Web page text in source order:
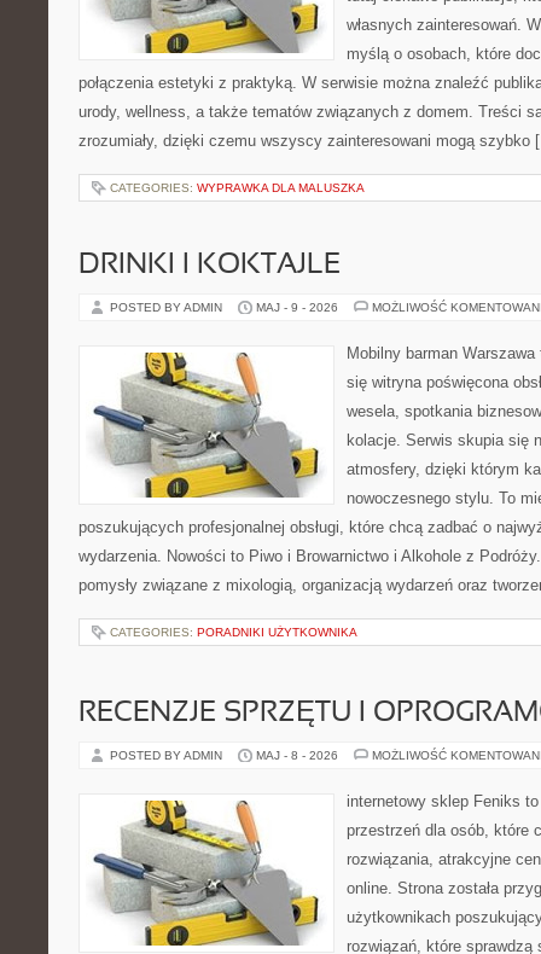
własnych zainteresowań.
myślą o osobach, które
połączenia estetyki z praktyką. W serwisie można znaleźć
urody, wellness, a także tematów związanych z domem. Treści
zrozumiały, dzięki czemu wszyscy zainteresowani mogą szybko
CATEGORIES: WYPRAWKA DLA MALUSZKA
DRINKI I KOKTAJLE
POSTED BY ADMIN MAJ - 9 - 2026 MOŻLIWOŚĆ
Mobilny barman
się witryna poświęcona
wesela, spotkania
kolacje. Serwis skupia się
atmosfery, dzięki którym
nowoczesnego stylu. To
poszukujących profesjonalnej obsługi, które chcą zadbać o
wydarzenia. Nowości to Piwo i Browarnictwo i Alkohole z
pomysły związane z mixologią, organizacją wydarzeń oraz
CATEGORIES: PORADNIKI UŻYTKOWNIKA
RECENZJE SPRZĘTU I
POSTED BY ADMIN MAJ - 8 - 2026 MOŻLIWOŚĆ
internetowy sklep Feniks
przestrzeń dla osób, które
rozwiązania, atrakcyjne
online. Strona została
użytkownikach
rozwiązań, które sprawdzą